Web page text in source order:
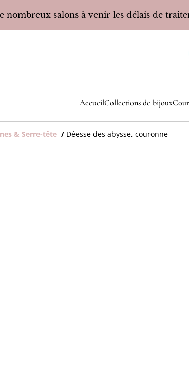
nombreux salons à venir les délais de
AccueilCollections de bijoux
& Serre-tête / Déesse des abysse, couronne